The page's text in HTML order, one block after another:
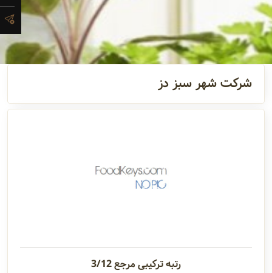
آدرس و
اطلاعات
تماس
مدیران و
شرکت
شرکت شهر سبز دز
رتبه ترکیبی مرجع 3/12